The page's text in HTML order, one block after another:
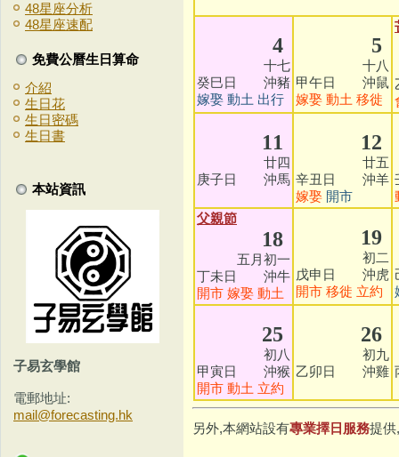
48星座分析
48星座速配
免費公曆生日算命
介紹
生日花
生日密碼
生日書
本站資訊
子易玄學館
電郵地址:
mail@forecasting.hk
4
十七
癸巳日 沖豬
嫁娶 動土 出行
5
十八
甲午日 沖鼠
嫁娶 動土 移徙
11
廿四
庚子日 沖馬
12
廿五
辛丑日 沖羊
嫁娶 開市
父親節
18
五月初一
丁未日 沖牛
開市 嫁娶 動土
19
初二
戊申日 沖虎
開市 移徙 立約
25
初八
甲寅日 沖猴
開市 動土 立約
26
初九
乙卯日 沖雞
另外,本網站設有專業擇日服務提